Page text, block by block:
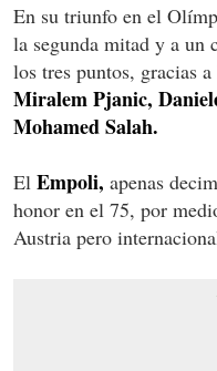
En su triunfo en el
la segunda mitad y a un
los tres puntos, gracias
Miralem Pjanic,
Mohamed Salah.
El Empoli, apenas
honor en el 75, por
Austria pero